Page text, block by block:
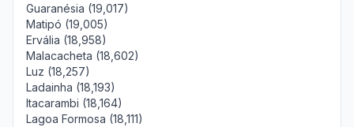
Guaranésia (19,017)
Matipó (19,005)
Ervália (18,958)
Malacacheta (18,602)
Luz (18,257)
Ladainha (18,193)
Itacarambi (18,164)
Lagoa Formosa (18,111)